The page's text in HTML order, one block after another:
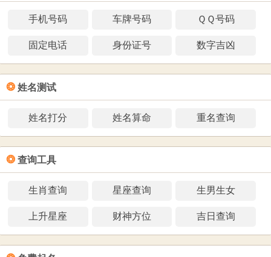
手机号码 车牌号码 ＱＱ号码
固定电话 身份证号 数字吉凶
❂ 姓名测试
姓名打分 姓名算命 重名查询
❂ 查询工具
生肖查询 星座查询 生男生女
上升星座 财神方位 吉日查询